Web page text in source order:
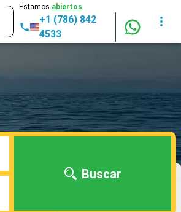
Estamos abiertos
+1 (786) 842
4533
Buscar